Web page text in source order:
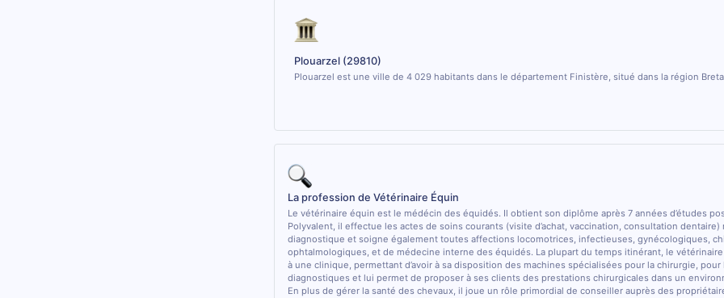
Plouarzel (29810)
Plouarzel est une ville de 4 029 habitants dans le département Finistère, situé dans la région
La profession de Vétérinaire Équin
Le vétérinaire équin est le médécin des équidés. Il obtient son diplôme après 7 années d’études
Polyvalent, il effectue les actes de soins courants (visite d’achat, vaccination, consultation dentaire)
diagnostique et soigne également toutes affections locomotrices, infectieuses, gynécologiques,
ophtalmologiques, et de médecine interne des équidés. La plupart du temps itinérant, le
à une clinique, permettant d’avoir à sa disposition des machines spécialisées pour la chirurgie,
diagnostiques et lui permet de proposer à ses clients des prestations chirurgicales dans un
En plus de gérer la santé des chevaux, il joue un rôle primordial de conseiller auprès des